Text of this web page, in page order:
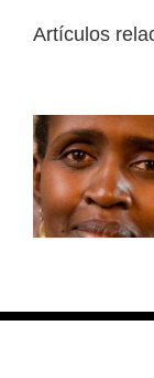
Artículos